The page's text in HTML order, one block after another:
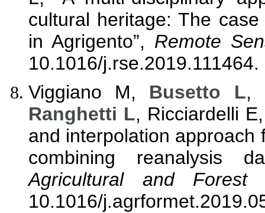
cultural heritage: The
in Agrigento”, Remote
10.1016/j.rse.2019.111464.
Viggiano M, Busetto L,
Ranghetti L, Ricciardelli
and interpolation
combining reanalysis
Agricultural and Forest
10.1016/